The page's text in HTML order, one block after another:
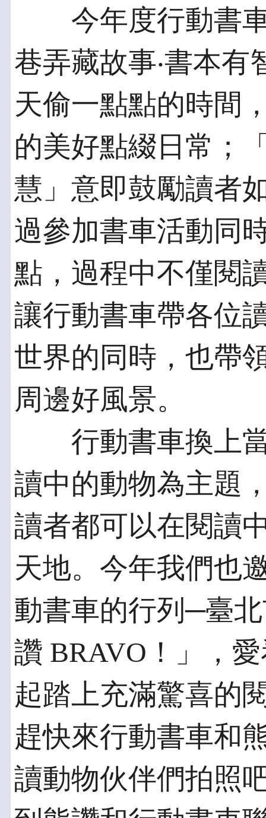
今年度行動書車
巷弄藏故事‧書本
天偷一點點的時間
的美好點綴日常；
慧」意即鼓勵讀者
過參加書車活動同
點，過程中不僅閱
讓行動書車帶各位
世界的同時，也帶
周邊好風景。
行動書車換上當
讀中的動物為主題
讀者都可以在閱讀
天地。今年我們也
動書車的行列─臺
讚 BRAVO！」，
起踏上充滿驚喜的
趕快來行動書車和
讀動物伙伴們拍照